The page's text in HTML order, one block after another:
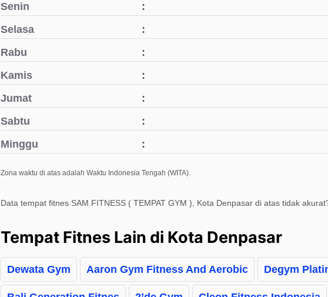
Senin
Selasa
Rabu
Kamis
Jumat
Sabtu
Minggu
Zona waktu di atas adalah Waktu Indonesia Tengah (WITA).
Data tempat fitnes SAM FITNESS ( TEMPAT GYM ), Kota Denpasar di atas tidak
Tempat Fitnes Lain di Kota Denpasar
Dewata Gym Aaron Gym Fitness And Aerobic Degym